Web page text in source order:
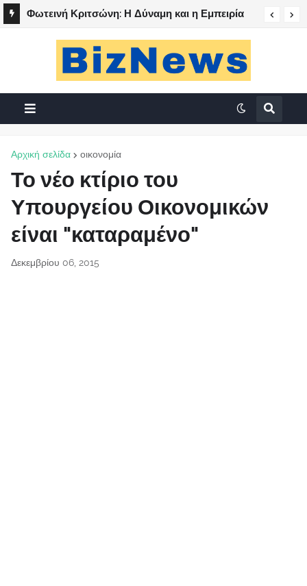
Φωτεινή Κριτσώνη: Η Δύναμη και η Εμπειρία
Αρχική σελίδα οικονομία
Το νέο κτίριο του
Υπουργείου Οικονομικών
είναι "καταραμένο"
Δεκεμβρίου 06, 2015